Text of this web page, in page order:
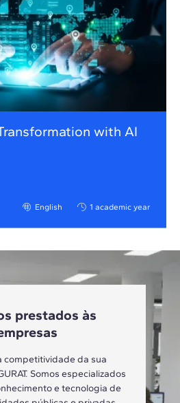
with AI
English 1 academic year
prestados às
competitividade da sua
Somos especializados
e tecnologia de